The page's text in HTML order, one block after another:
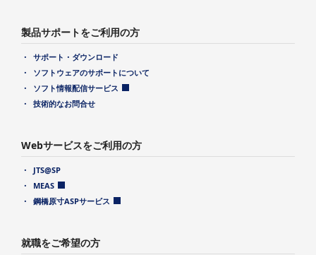
製品サポートをご利用の方
サポート・ダウンロード
ソフトウェアのサポートについて
ソフト情報配信サービス
技術的なお問合せ
Webサービスをご利用の方
JTS@SP
MEAS
鋼橋原寸ASPサービス
就職をご希望の方